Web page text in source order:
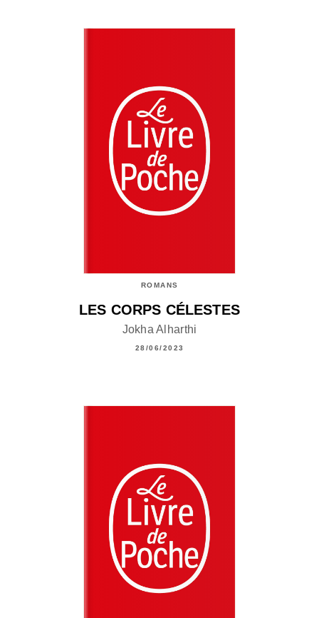
ROMANS
LES CORPS CÉLESTES
Jokha Alharthi
28/06/2023